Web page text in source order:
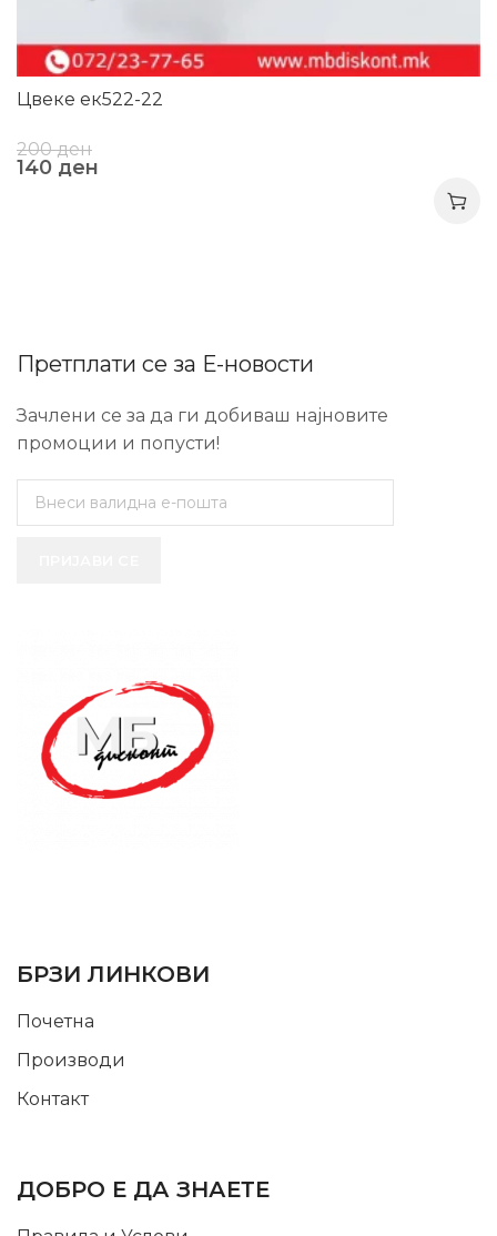
Цвеке ек522-22
200ден
140 ден
Претплати се за Е-новости
Зачлени се за да ги добиваш најновите
промоции и попусти!
БРЗИ ЛИНКОВИ
Почетна
Производи
Контакт
ДОБРО Е ДА ЗНАЕТЕ